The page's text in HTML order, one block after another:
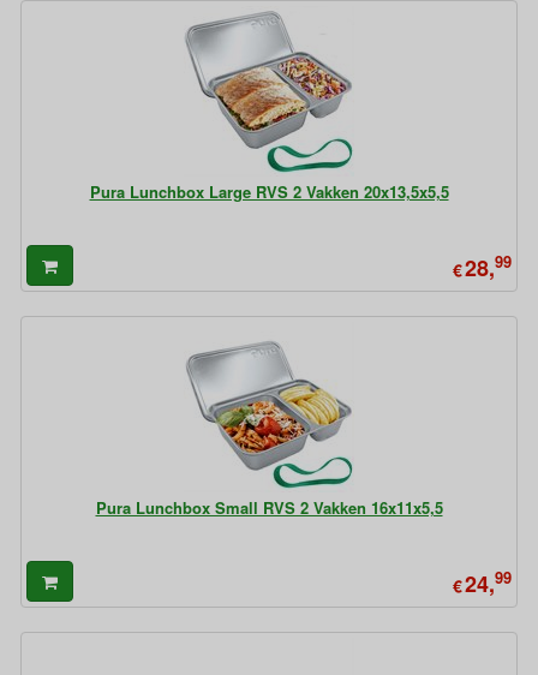
Pura Lunchbox Large RVS 2 Vakken 20x13,5x5,5
€28,99
Pura Lunchbox Small RVS 2 Vakken 16x11x5,5
€24,99